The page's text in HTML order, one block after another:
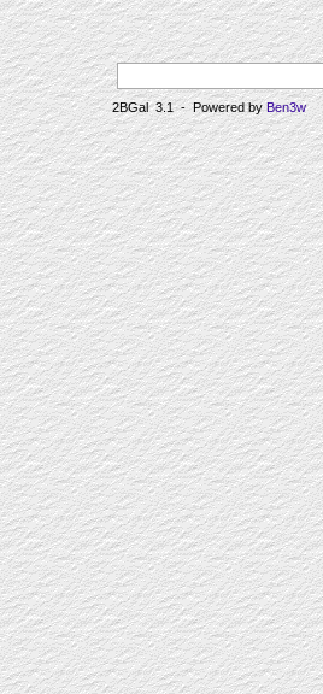
2BGal 3.1 - Powered by Ben3w